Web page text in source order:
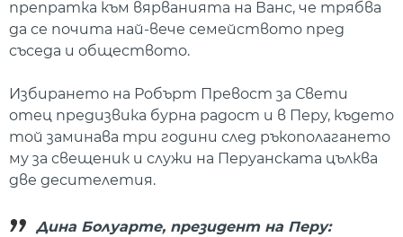
препратка към вярванията на Ванс, че трябва
да се почита най-вече семейството пред
съседа и обществото.
Избирането на Робърт Превост за Свети
отец предизвика бурна радост и в Перу, където
той заминава три години след ръкополагането
му за свещеник и служи на Перуанската цълква
две десителетия.
Дина Болуарте, президент на Перу: